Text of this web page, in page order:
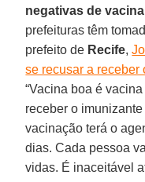
negativas de vacina
prefeituras têm
prefeito de Recife,
se recusar a receber
“Vacina boa é
receber o
vacinação terá o
dias. Cada pessoa
vidas. É inaceitável